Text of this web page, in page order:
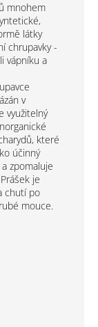
mnohem
látky
chrupavky -
vápníku a
v
využitelný
které
účinný
zpomaluje
je
chutí po
mouce.